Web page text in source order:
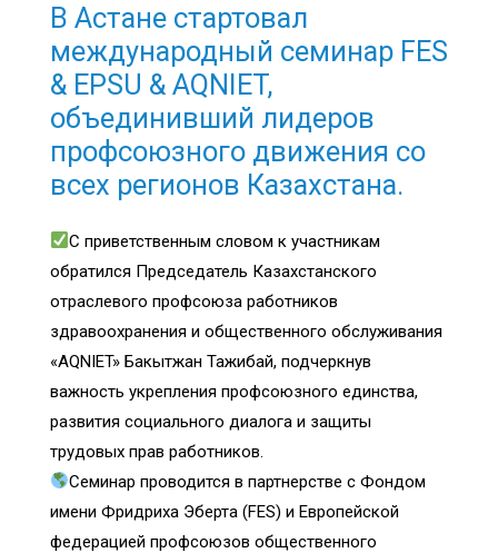
В Астане стартовал
международный семинар FES
& EPSU & AQNIET,
объединивший лидеров
профсоюзного движения со
всех регионов Казахстана.
С приветственным словом к участникам
обратился Председатель Казахстанского
отраслевого профсоюза работников
здравоохранения и общественного обслуживания
«AQNIET» Бакытжан Тажибай, подчеркнув
важность укрепления профсоюзного единства,
развития социального диалога и защиты
трудовых прав работников.
Семинар проводится в партнерстве с Фондом
имени Фридриха Эберта (FES) и Европейской
федерацией профсоюзов общественного